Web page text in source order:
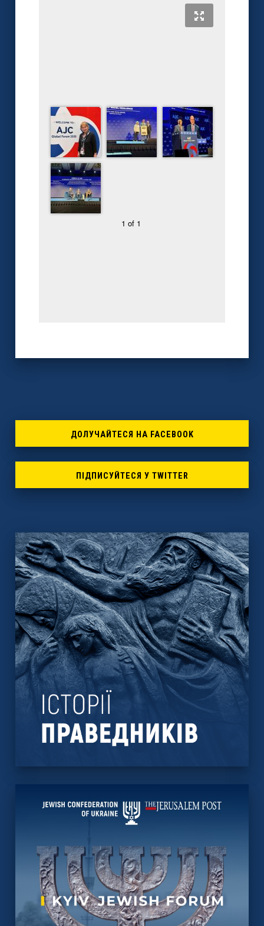
1 of 1
ДОЛУЧАЙТЕСЯ НА FACEBOOK
ПІДПИСУЙТЕСЯ У TWITTER